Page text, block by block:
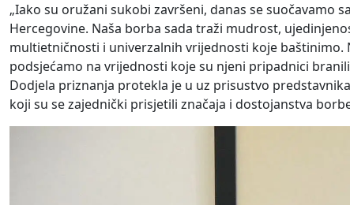
„Iako su oružani sukobi završeni, danas se suočavamo
Hercegovine. Naša borba sada traži mudrost,
multietničnosti i univerzalnih vrijednosti koje baštinimo.
podsjećamo na vrijednosti koje su njeni pripadnici
Dodjela priznanja protekla je u uz prisustvo
koji su se zajednički prisjetili značaja i dostojanstva